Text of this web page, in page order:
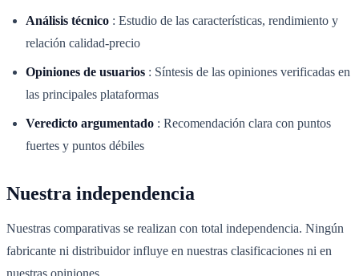
Análisis técnico : Estudio de las características, rendimiento y
relación calidad-precio
Opiniones de usuarios : Síntesis de las opiniones verificadas en
las principales plataformas
Veredicto argumentado : Recomendación clara con puntos
fuertes y puntos débiles
Nuestra independencia
Nuestras comparativas se realizan con total independencia. Ningún
fabricante ni distribuidor influye en nuestras clasificaciones ni en